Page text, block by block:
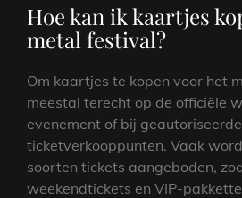
Hoe kan ik kaartjes
metal festival?
Om kaartjes te kopen voor het
meestal terecht op de officiële
evenement of bij geautoriseerde
ticketverkooppunten. Vaak
soorten tickets aangeboden,
weekendtickets en VIP-